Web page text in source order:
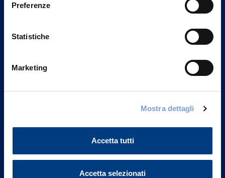
Preferenze
Statistiche
Marketing
Mostra dettagli
Accetta tutti
Accetta selezionati
FAQ